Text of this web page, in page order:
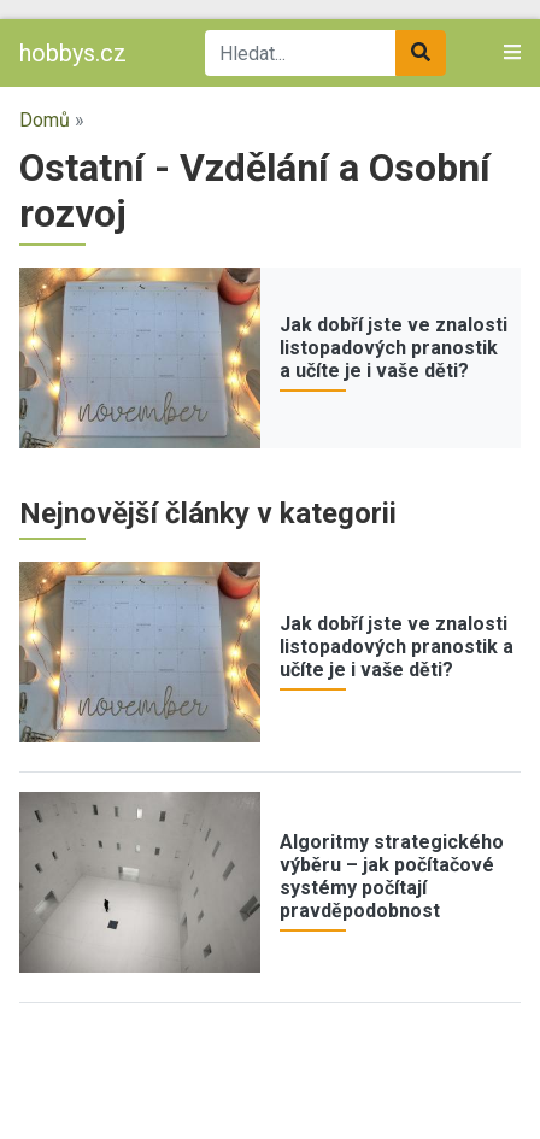
hobbys.cz
Domů »
Ostatní - Vzdělání a Osobní
rozvoj
Jak dobří jste ve znalosti
listopadových pranostik
a učíte je i vaše děti?
Nejnovější články v kategorii
Jak dobří jste ve znalosti
listopadových pranostik a
učíte je i vaše děti?
Algoritmy strategického
výběru – jak počítačové
systémy počítají
pravděpodobnost